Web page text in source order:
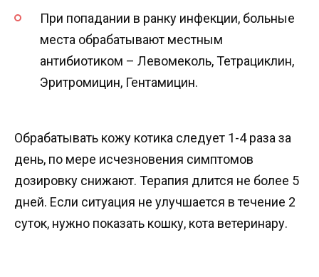
При попадании в ранку инфекции, больные
места обрабатывают местным
антибиотиком – Левомеколь, Тетрациклин,
Эритромицин, Гентамицин.
Обрабатывать кожу котика следует 1-4 раза за
день, по мере исчезновения симптомов
дозировку снижают. Терапия длится не более 5
дней. Если ситуация не улучшается в течение 2
суток, нужно показать кошку, кота ветеринару.